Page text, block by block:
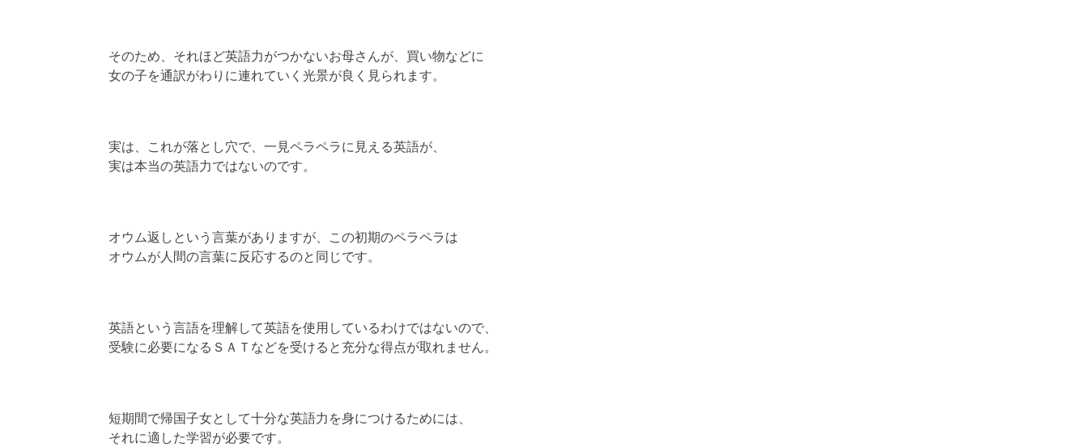
そのため、それほど英語力がつかないお母さんが、買い物などに
女の子を通訳がわりに連れていく光景が良く見られます。
実は、これが落とし穴で、一見ペラペラに見える英語が、
実は本当の英語力ではないのです。
オウム返しという言葉がありますが、この初期のペラペラは
オウムが人間の言葉に反応するのと同じです。
英語という言語を理解して英語を使用しているわけではないので、
受験に必要になるＳＡＴなどを受けると充分な得点が取れません。
短期間で帰国子女として十分な英語力を身につけるためには、
それに適した学習が必要です。